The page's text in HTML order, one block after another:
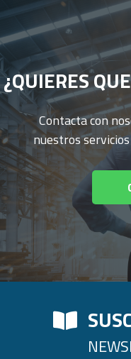
¿QUIERES
Contacta con
nuestros